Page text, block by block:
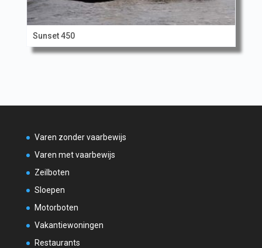
Sunset 450
Varen zonder vaarbewijs
Varen met vaarbewijs
Zeilboten
Sloepen
Motorboten
Vakantiewoningen
Restaurants